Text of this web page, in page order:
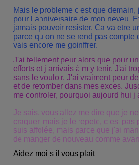
Mais le probleme c est que
pour l anniversaire de mon neveu.
jamais pouvoir resister. Ca va etre
parce qu on ne se rend pas compte
vais encore me goinffrer.
J'ai tellement peur alors que pour
efforts et j arrivais à m y tenir. J'ai
sans le vouloir. J'ai vraiment peur
et de retomber dans mes exces.
me controler, pourquoi aujourd hui j
Je sais, vous allez me dire que je
craquer, mais je le repete, c est pas
suis affolée, mais parce que j'ai
de manger de nouveau comme
Aidez moi s il vous plait